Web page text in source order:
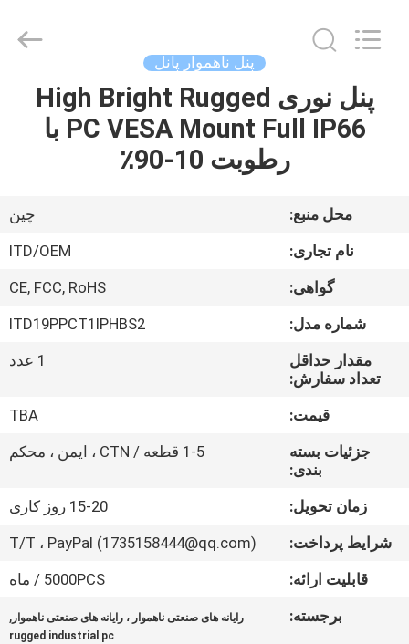
صفحه
اصلی
درباره
کارخانه
کنترل
کیفیت
Equipment
پنل ناهموار پانل
پنل نوری High Bright Rugged
PC VESA Mount Full IP66 با
رطوبت 10-90٪
محل منبع:
چین
نام تجاری:
ITD/OEM
گواهی:
CE, FCC, RoHS
شماره مدل:
ITD19PPCT1IPHBS2
مقدار حداقل
تعداد سفارش:
1 عدد
قیمت:
TBA
جزئیات بسته
بندی:
1-5 قطعه / CTN ، ایمن ، محکم
زمان تحویل:
15-20 روز کاری
شرایط پرداخت:
T/T ، PayPal (1735158444@qq.com)
قابلیت ارائه:
5000PCS / ماه
برجسته:
رایانه های صنعتی ناهموار ، رایانه های صنعتی ناهموار ,
rugged industrial pc